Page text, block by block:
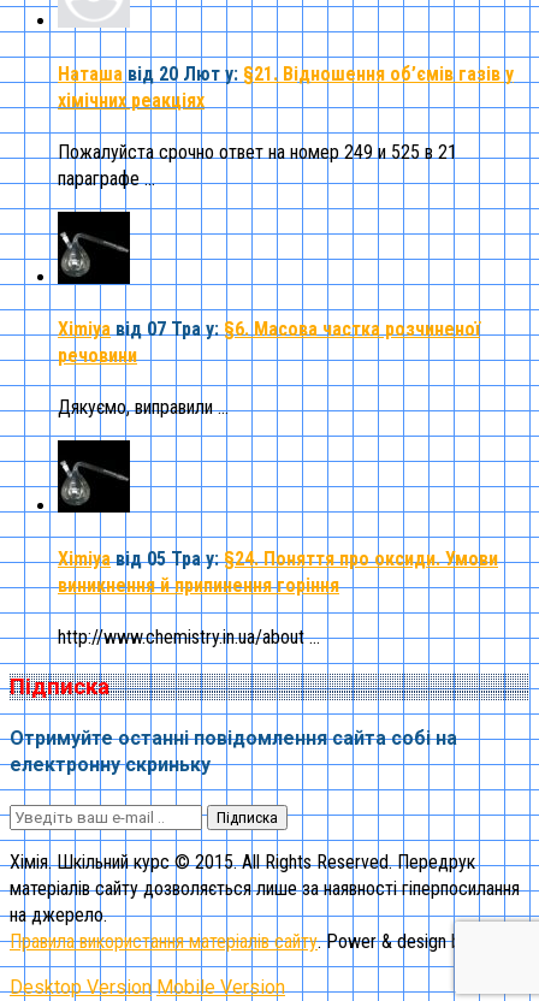
Наташа від 20 Лют у: §21. Відношення об’ємів газів у
хімічних реакціях
Пожалуйста срочно ответ на номер 249 и 525 в 21
параграфе ...
Ximiya від 07 Трау:§6. Масова частка розчиненої
речовини
Дякуємо, виправили ...
Ximiya від 05 Трау:§24. Поняття про оксиди. Умови
виникнення й припинення горіння
http://www.chemistry.in.ua/about ...
Підписка
Отримуйте останні повідомлення сайта собі на
електронну скриньку
Підписка
Хімія. Шкільний курс © 2015. All Rights Reserved. Передрук
матеріалів сайту дозволяється лише за наявності гіперпосилання
на джерело.
Правила використання матеріалів сайту. Power & design by "1st"
Desktop Version Mobile Version